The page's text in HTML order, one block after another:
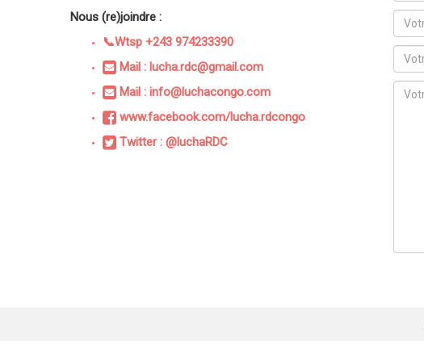
Nous (re)joindre :
📞Wtsp +243 974233390
Mail : lucha.rdc@gmail.com
Mail : info@luchacongo.com
www.facebook.com/lucha.rdcongo
Twitter : @luchaRDC